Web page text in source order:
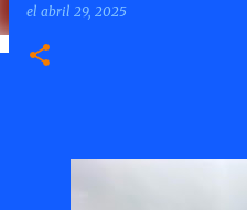
el abril 29, 2025